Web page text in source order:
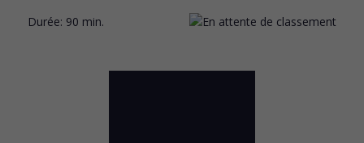
Durée: 90 min.